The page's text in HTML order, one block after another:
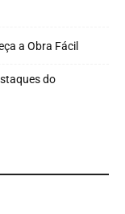
a Obra Fácil
do